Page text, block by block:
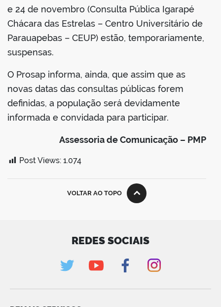
e 24 de novembro (Consulta Pública Igarapé
Chácara das Estrelas – Centro Universitário de
Parauapebas – CEUP) estão, temporariamente,
suspensas.
O Prosap informa, ainda, que assim que as
novas datas das consultas públicas forem
definidas, a população será devidamente
informada e convidada para participar.
Assessoria de Comunicação – PMP
Post Views: 1.074
VOLTAR AO TOPO
REDES SOCIAIS